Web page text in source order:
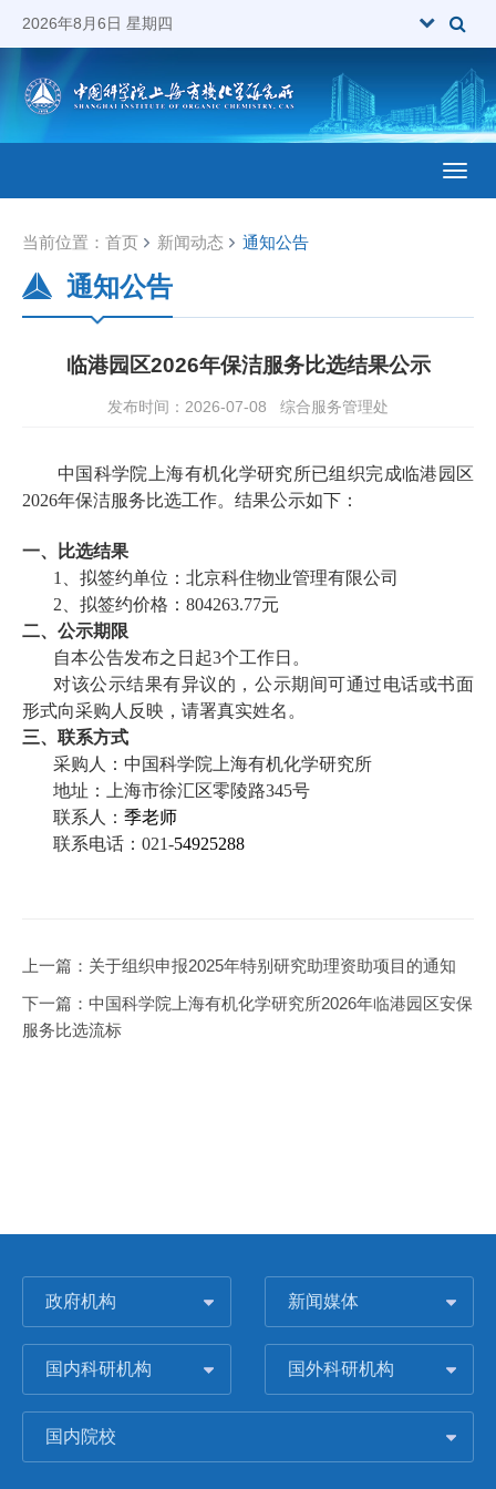
2026年8月6日 星期四
当前位置： 首页 新闻动态 通知公告
通知公告
临港园区2026年保洁服务比选结果公示
发布时间：2026-07-08 综合服务管理处
中国科学院上海有机化学研究所已组织完成临港园区
2026年保洁服务比选工作。 结果公示如下：
一、比选结果
1、拟签约单位：北京科住物业管理有限公司
2、拟签约价格：804263.77元
二、公示期限
自本公告发布之日起3个工作日。
对该公示结果有异议的，公示期间可通过电话或书面
形式向采购人反映，请署真实姓名。
三、联系方式
采购人：中国科学院上海有机化学研究所
地址：上海市徐汇区零陵路345号
联系人： 季老师
联系电话：021-54925288
上一篇： 关于组织申报2025年特别研究助理资助项目的通知
下一篇： 中国科学院上海有机化学研究所2026年临港园区安保
服务比选流标
政府机构 新闻媒体
国内科研机构 国外科研机构
国内院校